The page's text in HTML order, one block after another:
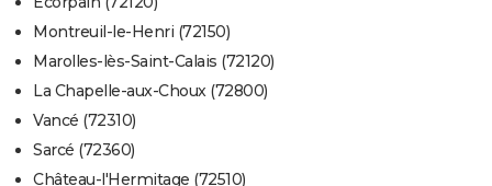
Montreuil-le-Henri (72150)
Marolles-lès-Saint-Calais (72120)
La Chapelle-aux-Choux (72800)
Vancé (72310)
Sarcé (72360)
Château-l'Hermitage (72510)